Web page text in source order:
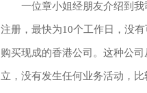
一位章小姐经朋友介绍到我
注册，最快为10个工作日，没
购买现成的香港公司。这种公
立，没有发生任何业务活动，